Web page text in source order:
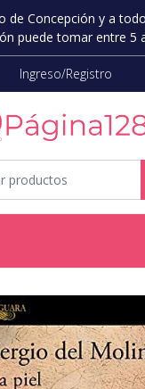
de Concepción y a
puede tomar entre 5
Ingreso/Registro